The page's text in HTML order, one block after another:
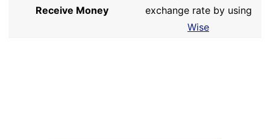
Receive Money
exchange rate by using
Wise